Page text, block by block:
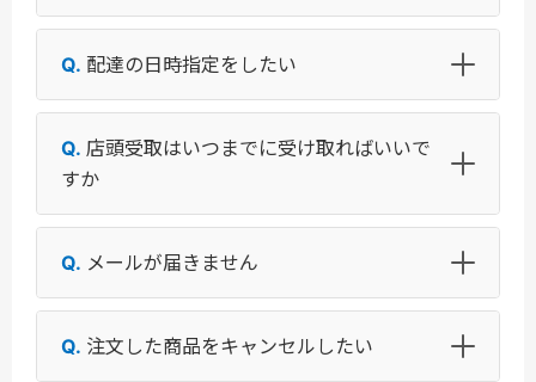
配達の日時指定をしたい
店頭受取はいつまでに受け取ればいいで
すか
メールが届きません
注文した商品をキャンセルしたい